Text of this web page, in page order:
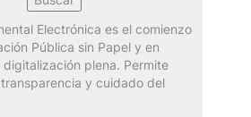
Electrónica es el comienzo
Pública sin Papel y en
plena. Permite
y cuidado del